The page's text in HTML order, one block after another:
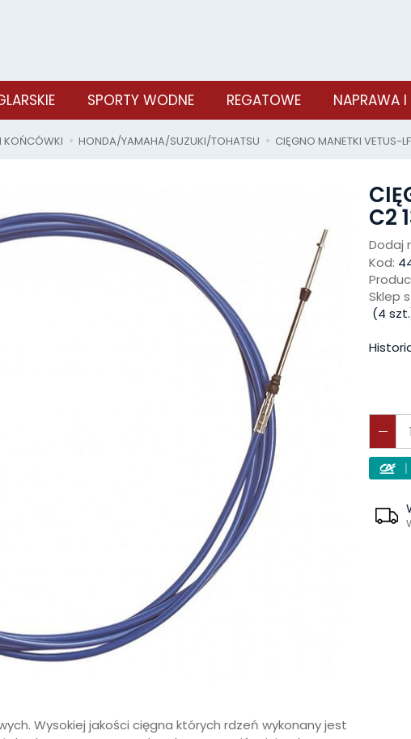
SPORTY WODNE REGATOWE NAPRAWA
KOŃCÓWKI HONDA/YAMAHA/SUZUKI/TOHATSU CIĘGNO MANETKI
C2
Dodaj
Kod:
Sklep
(4
Wysokiej jakości cięgna których rdzeń wykonany jest